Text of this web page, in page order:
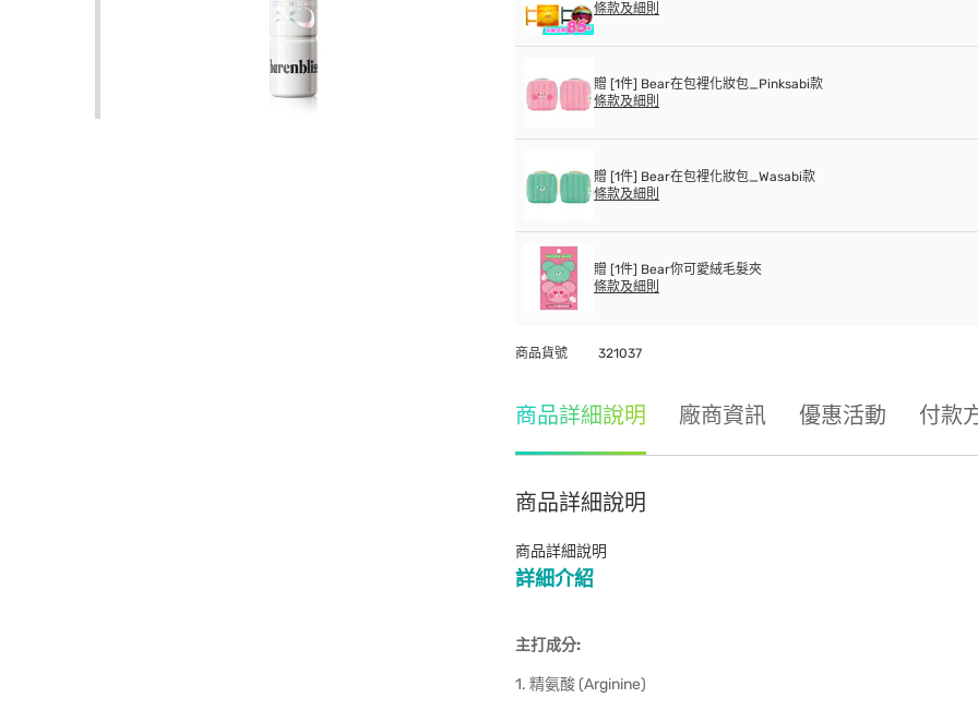
條款及細則
贈 [1件] Bear在包裡化妝包_Pinksabi款
條款及細則
贈 [1件] Bear在包裡化妝包_Wasabi款
條款及細則
贈 [1件] Bear你可愛絨毛髮夾
條款及細則
商品貨號 321037
商品詳細說明 廠商資訊 優惠活動 付款
商品詳細說明
商品詳細說明
詳細介紹
主打成分:
1. 精氨酸 (Arginine)